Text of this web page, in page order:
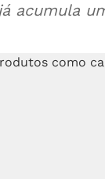
acumula